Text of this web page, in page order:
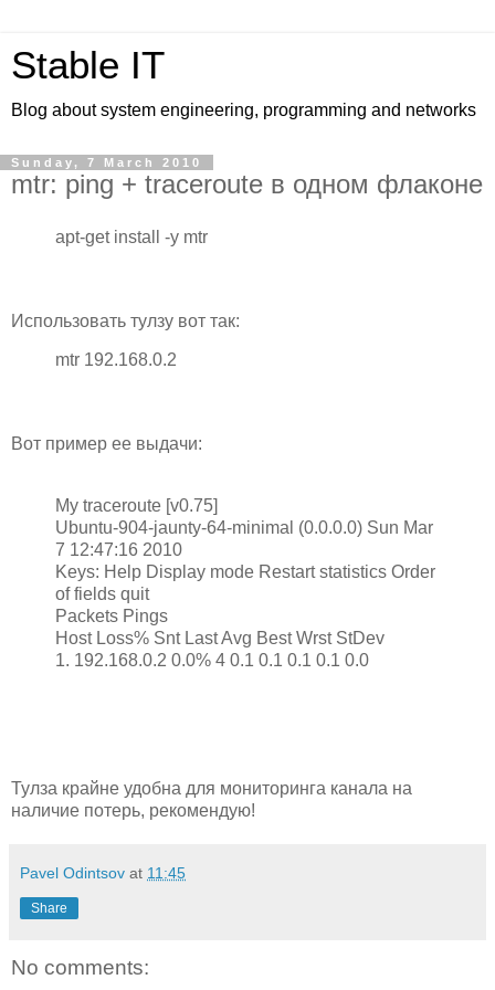
Stable IT
Blog about system engineering, programming and networks
Sunday, 7 March 2010
mtr: ping + traceroute в одном флаконе
apt-get install -y mtr
Использовать тулзу вот так:
mtr 192.168.0.2
Вот пример ее выдачи:
My traceroute [v0.75]
Ubuntu-904-jaunty-64-minimal (0.0.0.0) Sun Mar
7 12:47:16 2010
Keys: Help Display mode Restart statistics Order
of fields quit
Packets Pings
Host Loss% Snt Last Avg Best Wrst StDev
1. 192.168.0.2 0.0% 4 0.1 0.1 0.1 0.1 0.0
Тулза крайне удобна для мониторинга канала на
наличие потерь, рекомендую!
Pavel Odintsov at 11:45
Share
No comments: